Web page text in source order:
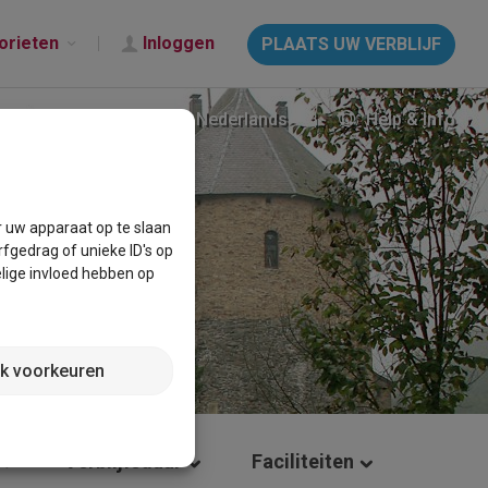
Inloggen PLAATS UW VERBLIJF
Nederlands Help & Info
Faciliteiten
apparaat op te slaan
of unieke ID's op
invloed hebben op
voorkeuren